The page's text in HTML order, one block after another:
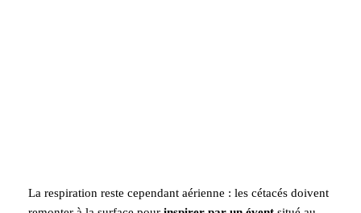
La respiration reste cependant aérienne : les cétacés doivent